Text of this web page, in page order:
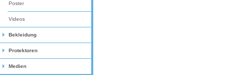
Poster
Videos
Bekleidung
Protektoren
Medien